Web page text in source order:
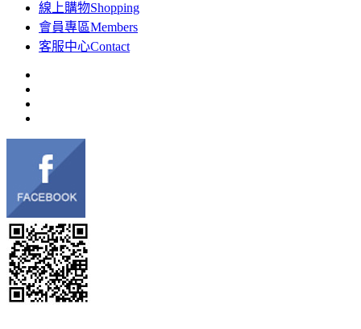
線上購物Shopping
會員專區Members
客服中心Contact